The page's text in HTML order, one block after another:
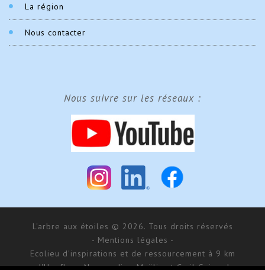
La région
Nous contacter
Nous suivre sur les réseaux :
L'arbre aux étoiles © 2026. Tous droits réservés
- Mentions légales -
Ecolieu d'inspirations et de ressourcement à 9 km
d'Honfleur, Normandie - Maÿlis et Cyril Guiraud